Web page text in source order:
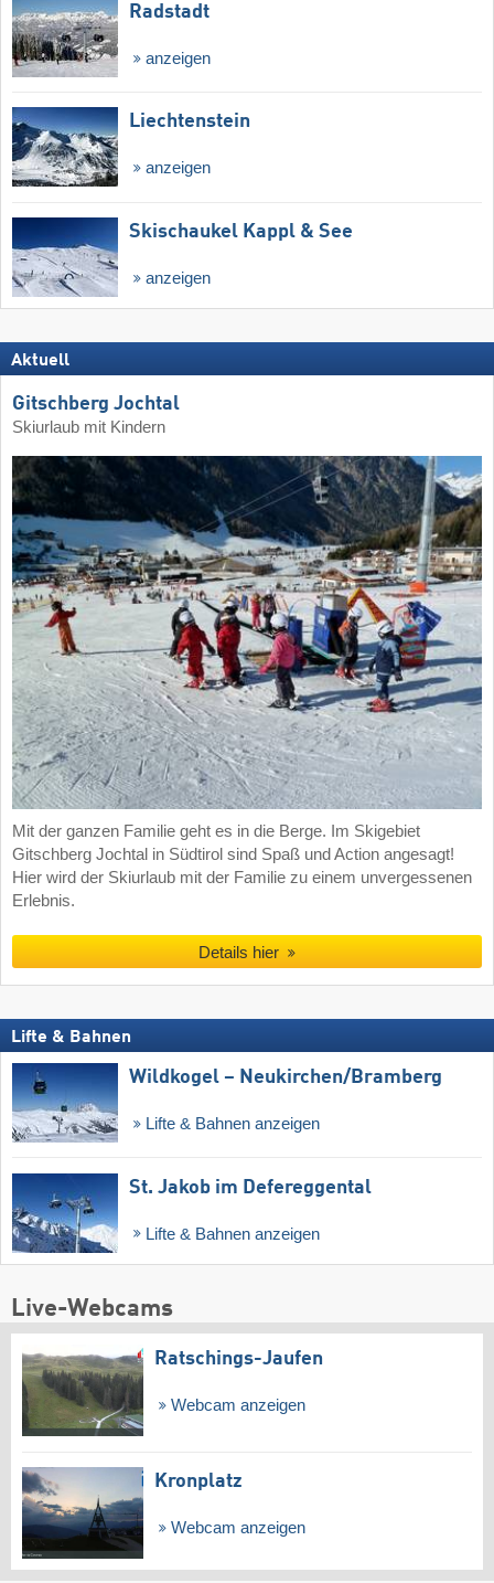
Radstadt
anzeigen
Liechtenstein
anzeigen
Skischaukel Kappl & See
anzeigen
Aktuell
Gitschberg Jochtal
Skiurlaub mit Kindern
Mit der ganzen Familie geht es in die Berge. Im Skigebiet
Gitschberg Jochtal in Südtirol sind Spaß und Action angesagt!
Hier wird der Skiurlaub mit der Familie zu einem unvergessenen
Erlebnis.
Details hier
Lifte & Bahnen
Wildkogel – Neukirchen/​Bramberg
Lifte & Bahnen anzeigen
St. Jakob im Defereggental
Lifte & Bahnen anzeigen
Live-Webcams
Ratschings-Jaufen
Webcam anzeigen
Kronplatz
Webcam anzeigen